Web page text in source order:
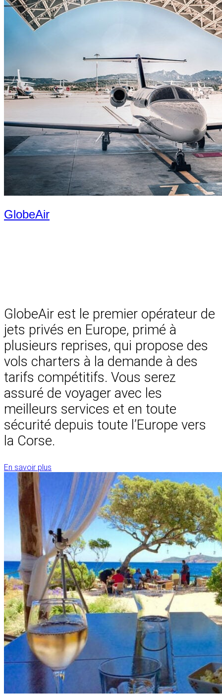
GlobeAir
GlobeAir est le premier opérateur de
jets privés en Europe, primé à
plusieurs reprises, qui propose des
vols charters à la demande à des
tarifs compétitifs. Vous serez
assuré de voyager avec les
meilleurs services et en toute
sécurité depuis toute l’Europe vers
la Corse.
En savoir plus